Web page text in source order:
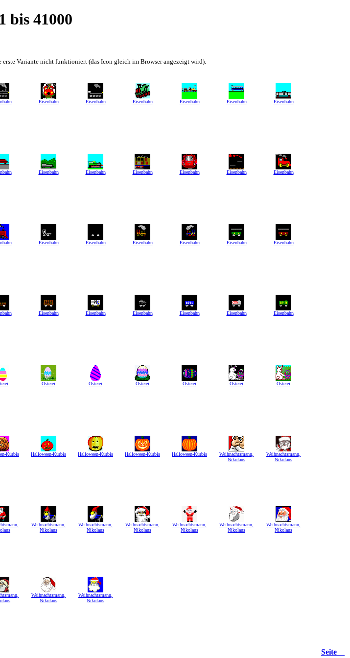
bis 41000
Variante nicht funktioniert (das Icon gleich im Browser angezeigt wird).
Eisenbahn Eisenbahn Eisenbahn Eisenbahn Eisenbahn Eisenbahn
Eisenbahn Eisenbahn Eisenbahn Eisenbahn Eisenbahn Eisenbahn
Eisenbahn Eisenbahn Eisenbahn Eisenbahn Eisenbahn Eisenbahn
Eisenbahn Eisenbahn Eisenbahn Eisenbahn Eisenbahn Eisenbahn
Osterei Osterei Osterei Osterei Osterei Osterei
Kürbis Halloween-Kürbis Halloween-Kürbis Halloween-Kürbis Halloween-Kürbis
Weihnachtsmann,
Nikolaus
Weihnachtsmann,
Nikolaus
Weihnachtsmann,
Nikolaus
Weihnachtsmann,
Nikolaus
Weihnachtsmann,
Nikolaus
Weihnachtsmann,
Nikolaus
Weihnachtsmann,
Nikolaus
Weihnachtsmann,
Nikolaus
Weihnachtsmann,
Nikolaus
Weihnachtsmann,
Nikolaus
Seite